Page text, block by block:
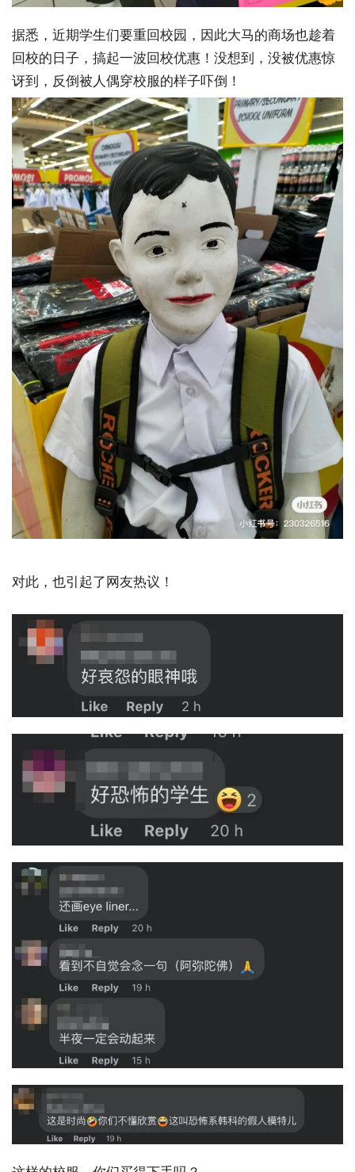
据悉，近期学生们要重回校园，因此大马的商场也趁着
回校的日子，搞起一波回校优惠！没想到，没被优惠惊
讶到，反倒被人偶穿校服的样子吓倒！
对此，也引起了网友热议！